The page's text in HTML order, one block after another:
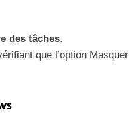
des tâches.
que l’option Masquer